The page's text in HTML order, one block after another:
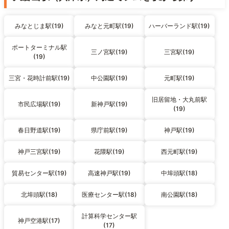
みなとじま駅(19) みなと元町駅(19) ハーバーランド駅(19)
ポートターミナル駅
(19)
三ノ宮駅(19) 三宮駅(19)
三宮・花時計前駅(19) 中公園駅(19) 元町駅(19)
市民広場駅(19) 新神戸駅(19)
旧居留地・大丸前駅
(19)
春日野道駅(19) 県庁前駅(19) 神戸駅(19)
神戸三宮駅(19) 花隈駅(19) 西元町駅(19)
貿易センター駅(19) 高速神戸駅(19) 中埠頭駅(18)
北埠頭駅(18) 医療センター駅(18) 南公園駅(18)
神戸空港駅(17)
計算科学センター駅
(17)